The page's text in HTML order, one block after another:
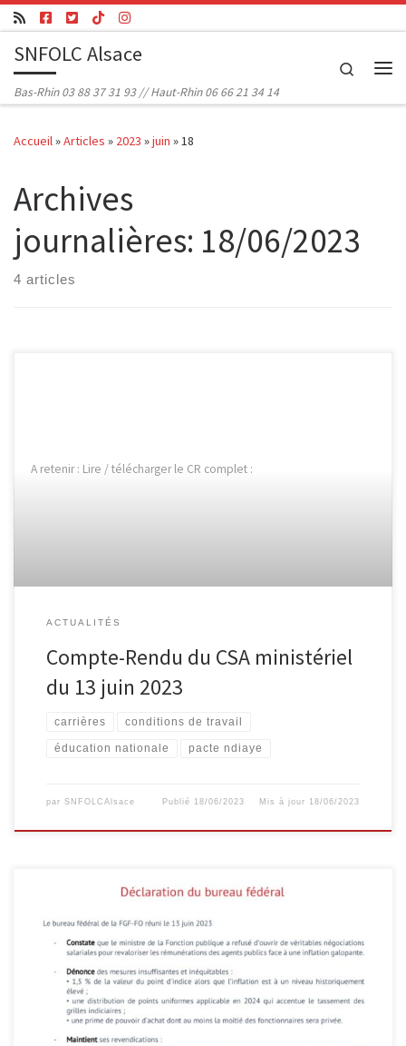
Passer au contenu
SNFOLC Alsace
Bas-Rhin 03 88 37 31 93 // Haut-Rhin 06 66 21 34 14
Search
Accueil»Articles » 2023 »juin »18
Archives
journalières: 18/06/2023
4 articles
A retenir : Lire / télécharger le CR complet :
ACTUALITÉS
Compte-Rendu du CSA ministériel
du 13 juin 2023
carrières conditions de travail
éducation nationale pacte ndiaye
par SNFOLCAlsace Publié 18/06/2023 Mis à jour 18/06/2023
Face au refus ministériel d’ouvrir de véritables négociations
salariales, FO maintient ses revendications :